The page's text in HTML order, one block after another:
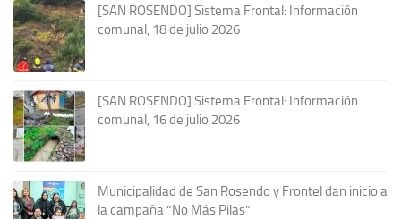
[SAN ROSENDO] Sistema Frontal: Información
comunal, 18 de julio 2026
[SAN ROSENDO] Sistema Frontal: Información
comunal, 16 de julio 2026
Municipalidad de San Rosendo y Frontel dan inicio a
la campaña “No Más Pilas”